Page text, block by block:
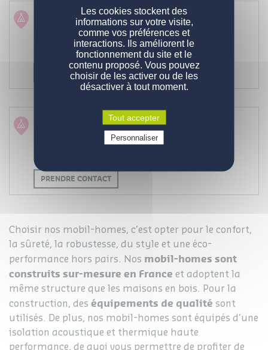
NOS MOBIL-HOMES
Nos modèles
Nos gammes
PERSONNALISATION
Configurations de série
DEVENIR PROPRIÉTAIRE
Pourquoi acheter un mobil-home ?
Comment devenir propriétaire ?
Prix d'un mobil-home neuf
Questions / réponses
ENGAGEMENTS
La qualité des produits
Qui sommes-nous
CONTACT
Demande d'informations
VOUS ÊTES UN PROFESSIONNEL
Votre camping revendeur
de STURZELBRONN
57230 STURZELBRONN
PRENDRE CONTACT
Votre camping revendeur
de CHATILLON-SUR-BROUE
PRENDRE CONTACT
Choisir nos mobil-homes, c’est opter pour le confort,
la sûreté, la robustesse, du style et une éco-
performance hors pairs. Nos mobil-homes sont
construits sur-mesure en France et adoptent la
même structure que les maisons en bois. Pour la
construction, des équipements de qualité sont
utilisés. De plus, nos mobil-homes sont équipés d’une
isolation acoustique et thermique haute
performance, de quoi vous permettre de profiter de
Les cookies stockent des
informations sur votre visite,
comme vos préférences et
interactions. Ils améliorent le
fonctionnement du site et le
contenu proposé. Vous pouvez
choisir de les activer ou de les
désactiver à tout moment.
Tout accepter
Personnaliser